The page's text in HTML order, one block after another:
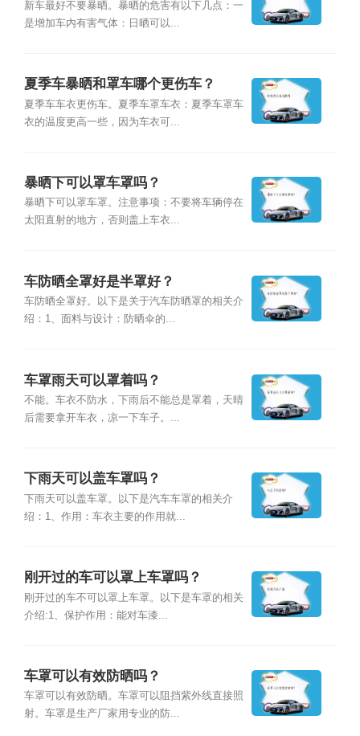
新车最好不要暴晒。暴晒的危害有以下几点：一
是增加车内有害气体：日晒可以...
夏季车暴晒和罩车哪个更伤车？
夏季车车衣更伤车。夏季车罩车衣：夏季车罩车
衣的温度更高一些，因为车衣可...
暴晒下可以罩车罩吗？
暴晒下可以罩车罩。注意事项：不要将车辆停在
太阳直射的地方，否则盖上车衣...
车防晒全罩好是半罩好？
车防晒全罩好。以下是关于汽车防晒罩的相关介
绍：1、面料与设计：防晒伞的...
车罩雨天可以罩着吗？
不能。车衣不防水，下雨后不能总是罩着，天晴
后需要拿开车衣，凉一下车子。...
下雨天可以盖车罩吗？
下雨天可以盖车罩。以下是汽车车罩的相关介
绍：1、作用：车衣主要的作用就...
刚开过的车可以罩上车罩吗？
刚开过的车不可以罩上车罩。以下是车罩的相关
介绍:1、保护作用：能对车漆...
车罩可以有效防晒吗？
车罩可以有效防晒。车罩可以阻挡紫外线直接照
射。车罩是生产厂家用专业的防...